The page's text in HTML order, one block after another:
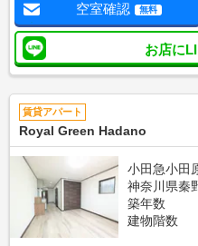
空室確認 無料
お店に
賃貸アパート
Royal Green Hadano
小田急小田
神奈川県秦
築年数
建物階数